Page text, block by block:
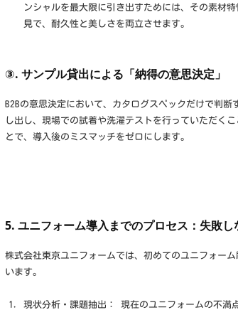
ンシャルを最大限に引き出すためには、その素材
見で、耐久性と美しさを両立させます。
③. サンプル貸出による「納得の意思決定」
B2Bの意思決定において、カタログスペックだけで判
し出し、現場での試着や洗濯テストを行っていただく
とで、導入後のミスマッチをゼロにします。
5. ユニフォーム導入までのプロセス：失敗
株式会社東京ユニフォームでは、初めてのユニフォー
います。
現状分析・課題抽出： 現在のユニフォームの不満